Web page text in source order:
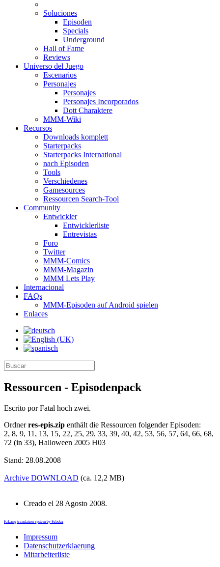
Soluciones
Episoden
Specials
Underground
Hall of Fame
Reviews
Universo del Juego
Escenarios
Personajes
Personajes
Personajes Incorporados
Dott Charaktere
MMM-Wiki
Recursos
Downloads komplett
Starterpacks
Starterpacks International
nach Episoden
Tools
Verschiedenes
Gamesources
Ressourcen Search-Tool
Community
Entwickler
Entwicklerliste
Entrevistas
Foro
Twitter
MMM-Comics
MMM-Magazin
MMM Lets Play
Internacional
FAQs
MMM-Episoden auf Android spielen
Enlaces
Ressourcen - Episodenpack
Escrito por Fatal hoch zwei.
Ordnerres-epis.zip enthält die Ressourcen folgender Episoden:
2, 8, 9, 11, 13, 15, 22, 25, 29, 33, 39, 40, 42, 53, 56, 57, 64, 66, 68,
72 (in 33), Halloween 2005 H03
Stand: 28.08.2008
Archive DOWNLOAD (ca. 12,2 MB)
Creado el 28 Agosto 2008.
FaLang translation system by Faboba
Impressum
Datenschutzerklaerung
Mitarbeiterliste